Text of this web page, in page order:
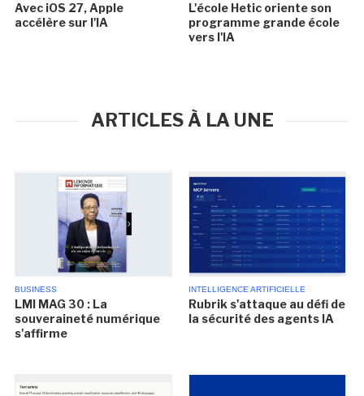
Avec iOS 27, Apple
accélère sur l'IA
L'école Hetic oriente son
programme grande école
vers l'IA
ARTICLES À LA UNE
BUSINESS
LMI MAG 30 : La
souveraineté numérique
s'affirme
INTELLIGENCE ARTIFICIELLE
Rubrik s'attaque au défi de
la sécurité des agents IA